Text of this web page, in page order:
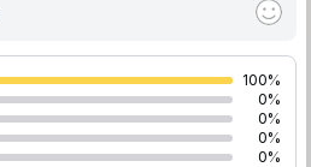
100%
0%
0%
0%
0%